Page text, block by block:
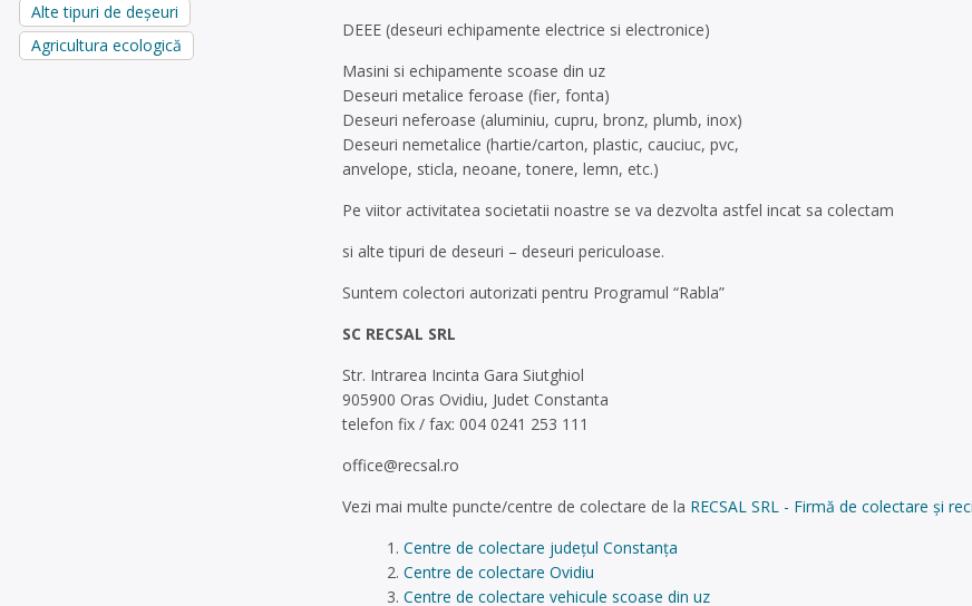
Alte tipuri de deșeuri
Agricultura ecologică
DEEE (deseuri echipamente electrice si electronice)
Masini si echipamente scoase din uz
Deseuri metalice feroase (fier, fonta)
Deseuri neferoase (aluminiu, cupru, bronz, plumb, inox)
Deseuri nemetalice (hartie/carton, plastic, cauciuc, pvc,
anvelope, sticla, neoane, tonere, lemn, etc.)
Pe viitor activitatea societatii noastre se va dezvolta astfel incat sa colectam
si alte tipuri de deseuri – deseuri periculoase.
Suntem colectori autorizati pentru Programul “Rabla”
SC RECSAL SRL
Str. Intrarea Incinta Gara Siutghiol
905900 Oras Ovidiu, Judet Constanta
telefon fix / fax: 004 0241 253 111
office@recsal.ro
Vezi mai multe puncte/centre de colectare de la RECSAL SRL - Firmă de colectare și
Centre de colectare județul Constanța
Centre de colectare Ovidiu
Centre de colectare vehicule scoase din uz